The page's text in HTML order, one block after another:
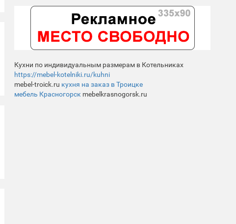
Кухни по индивидуальным размерам в Котельниках
https://mebel-kotelniki.ru/kuhni
mebel-troick.ru кухня на заказ в Троицке
мебель Красногорск mebelkrasnogorsk.ru